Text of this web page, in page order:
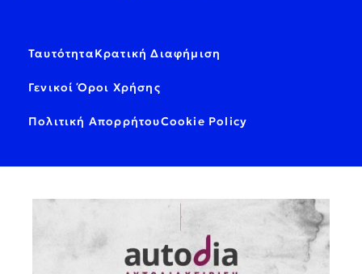
ΤαυτότηταΚρατική Διαφήμιση
Γενικοί Όροι Χρήσης
Πολιτική ΑπορρήτουCookie Policy